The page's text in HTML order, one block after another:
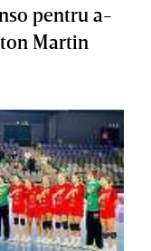
pentru a-
Martin